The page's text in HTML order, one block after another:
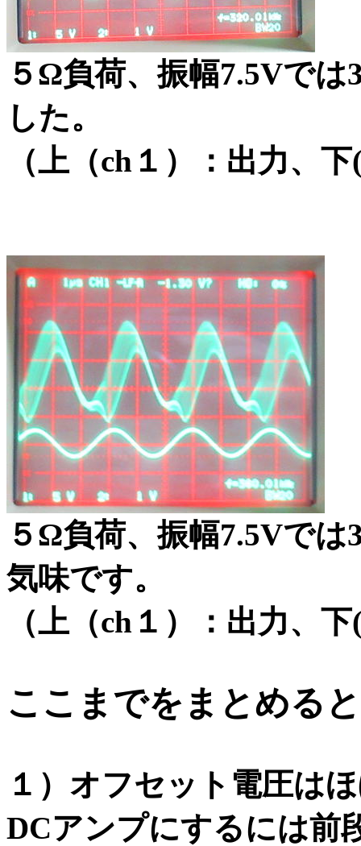
５Ω負荷、振幅7.5Vで
した。
（上（ch１）：出力、
５Ω負荷、振幅7.5Vで
気味です。
（上（ch１）：出力、
ここまでをまとめると
１）オフセット電圧は
DCアンプにするには前